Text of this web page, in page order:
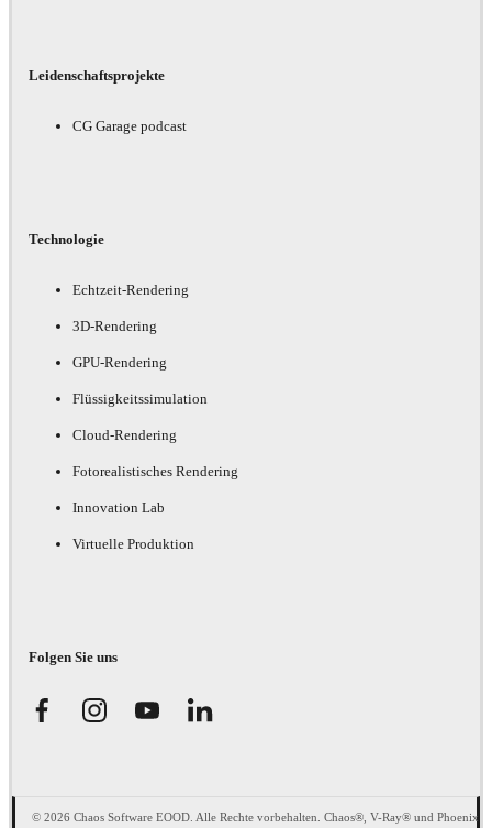
Leidenschaftsprojekte
CG Garage podcast
Technologie
Echtzeit-Rendering
3D-Rendering
GPU-Rendering
Flüssigkeitssimulation
Cloud-Rendering
Fotorealistisches Rendering
Innovation Lab
Virtuelle Produktion
Folgen Sie uns
© 2026 Chaos Software EOOD. Alle Rechte vorbehalten. Chaos®, V-Ray® und Phoenix